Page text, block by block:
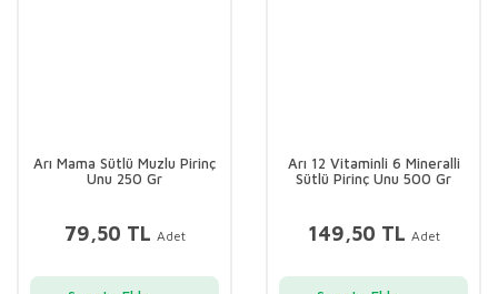
Arı Mama Sütlü Muzlu Pirinç
Unu 250 Gr
79,50 TL Adet
Arı 12 Vitaminli 6 Mineralli
Sütlü Pirinç Unu 500 Gr
149,50 TL Adet